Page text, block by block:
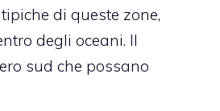
di queste zone,
degli oceani. Il
sud che possano